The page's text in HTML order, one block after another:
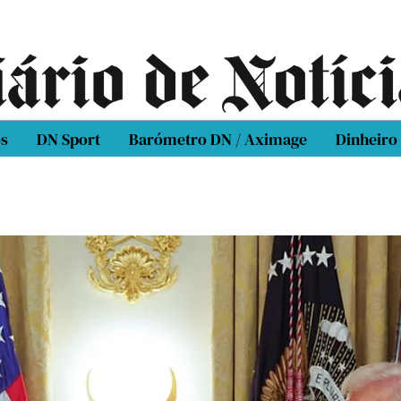
DN Sport Barómetro DN / Aximage Dinheiro